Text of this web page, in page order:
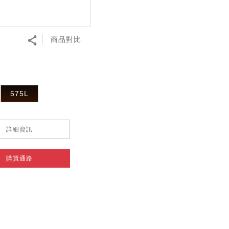
商品對比
575L
詳細資訊
購買通路